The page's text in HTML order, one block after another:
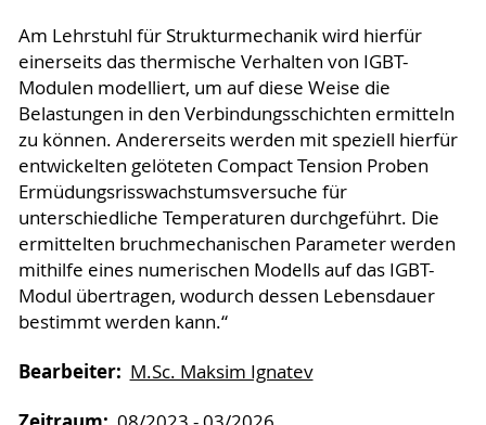
Am Lehrstuhl für Strukturmechanik wird hierfür
einerseits das thermische Verhalten von IGBT-
Modulen modelliert, um auf diese Weise die
Belastungen in den Verbindungsschichten ermitteln
zu können. Andererseits werden mit speziell hierfür
entwickelten gelöteten Compact Tension Proben
Ermüdungsrisswachstumsversuche für
unterschiedliche Temperaturen durchgeführt. Die
ermittelten bruchmechanischen Parameter werden
mithilfe eines numerischen Modells auf das IGBT-
Modul übertragen, wodurch dessen Lebensdauer
bestimmt werden kann.“
Bearbeiter: M.Sc. Maksim Ignatev